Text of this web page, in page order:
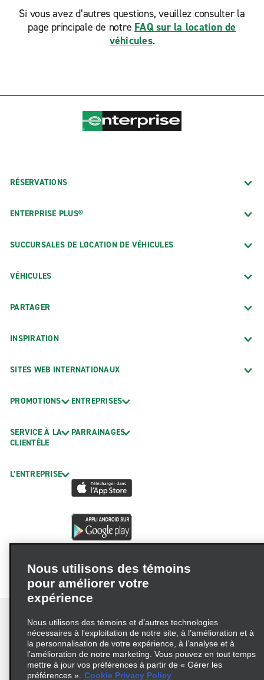
Si vous avez d’autres questions, veuillez consulter la
page principale de notre FAQ sur la location de
véhicules.
RÉSERVATIONS
ENTERPRISE PLUS®
SUCCURSALES DE LOCATION DE VÉHICULES
VÉHICULES
PARTAGER
INSPIRATION
SITES WEB INTERNATIONAUX
PROMOTIONS
SERVICE À LA
CLIENTÈLE
L’ENTREPRISE
ENTREPRISES
PARRAINAGES
Conditions d’utilisation
Politique de confidentialité
Politique sur les fichiers témoins
Nous utilisons des témoins
pour améliorer votre
expérience
Nous utilisons des témoins et d’autres technologies
nécessaires à l’exploitation de notre site, à l’amélioration et à
la personnalisation de votre expérience, à l’analyse et à
l’amélioration de notre marketing. Vous pouvez en tout temps
mettre à jour vos préférences à partir de « Gérer les
préférences ». Cookie Privacy Policy